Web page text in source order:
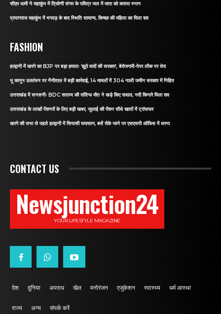
सीएम धामी ने महाकुंभ में त्रिवेणी संगम के पवित्र जल में माता को कराया स्नान
प्रयागराज महाकुंभ में भगदड़ के बाद स्थिति सामान्य, किच्छा की महिला का मिला शव
FASHION
हल्द्वानी में खरगे का BJP पर बड़ा हमलाः ‘झूठे वादों की सरकार’, बेरोजगारी-पेपर लीक पर घेरा
भू कानून उल्लंघन पर नैनीताल में बड़ी कार्रवाई, 14 मामलों में 304 नाली जमीन सरकार में निहित
उत्तराखंड में सनसनीः BDC सदस्य की संदिग्ध मौत ने खड़े किए सवाल, नदी किनारे मिला शव
उत्तराखंड के लाखों पेंशनरों के लिए बड़ी खबर, जुलाई की पेंशन सीधे खातों में ट्रांसफर
खरगे की सभा से पहले हल्द्वानी में सियासी घमासान, बसें रोके जाने पर एसएसपी ऑफिस में धरना
CONTACT US
Newsjunction24
YOUR LIFESTYLE MAGAZINE
देश दुनिया अपराध खेल मनोरंजन एजुकेशन स्वास्थ्य धर्म आस्था
राज्य अन्य संपर्क करें